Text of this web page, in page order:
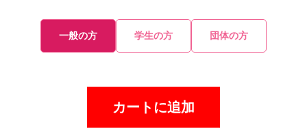
一般の方 学生の方 団体の方
カートに追加